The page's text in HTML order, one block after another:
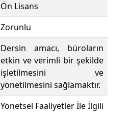
Ön Lisans
Zorunlu
Dersin amacı, büroların
etkin ve verimli bir şekilde
işletilmesini ve
yönetilmesini sağlamaktır.
Yönetsel Faaliyetler İle İlgili